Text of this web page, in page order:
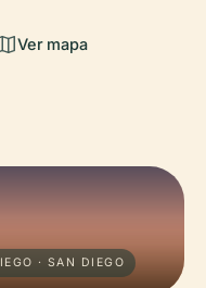
Ver mapa
· SAN DIEGO